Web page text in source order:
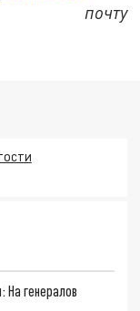
почту
генералов